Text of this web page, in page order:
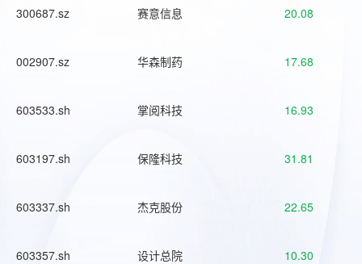
300687.sz 赛意信息 20.08
002907.sz 华森制药 17.68
603533.sh 掌阅科技 16.93
603197.sh 保隆科技 31.81
603337.sh 杰克股份 22.65
603357.sh 设计总院 10.30